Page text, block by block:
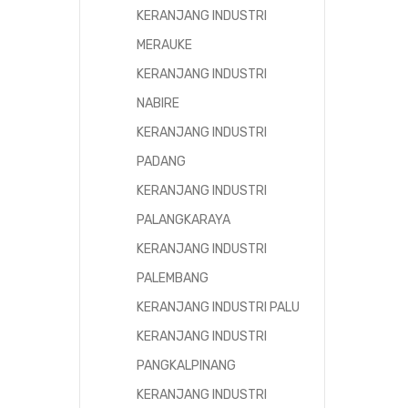
KERANJANG INDUSTRI
MERAUKE
KERANJANG INDUSTRI
NABIRE
KERANJANG INDUSTRI
PADANG
KERANJANG INDUSTRI
PALANGKARAYA
KERANJANG INDUSTRI
PALEMBANG
KERANJANG INDUSTRI PALU
KERANJANG INDUSTRI
PANGKALPINANG
KERANJANG INDUSTRI